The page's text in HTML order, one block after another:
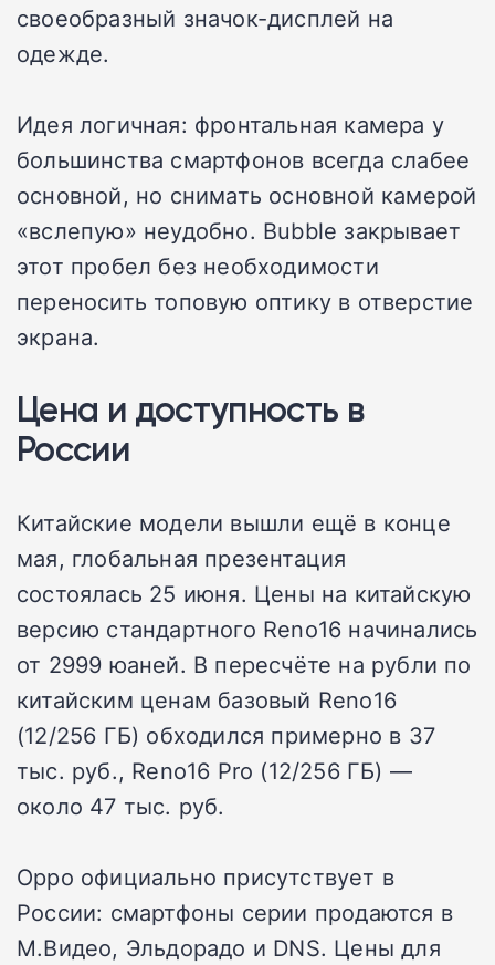
своеобразный значок-дисплей на
одежде.
Идея логичная: фронтальная камера у
большинства смартфонов всегда слабее
основной, но снимать основной камерой
«вслепую» неудобно. Bubble закрывает
этот пробел без необходимости
переносить топовую оптику в отверстие
экрана.
Цена и доступность в
России
Китайские модели вышли ещё в конце
мая, глобальная презентация
состоялась 25 июня. Цены на китайскую
версию стандартного Reno16 начинались
от 2999 юаней. В пересчёте на рубли по
китайским ценам базовый Reno16
(12/256 ГБ) обходился примерно в 37
тыс. руб., Reno16 Pro (12/256 ГБ) —
около 47 тыс. руб.
Oppo официально присутствует в
России: смартфоны серии продаются в
М.Видео, Эльдорадо и DNS. Цены для